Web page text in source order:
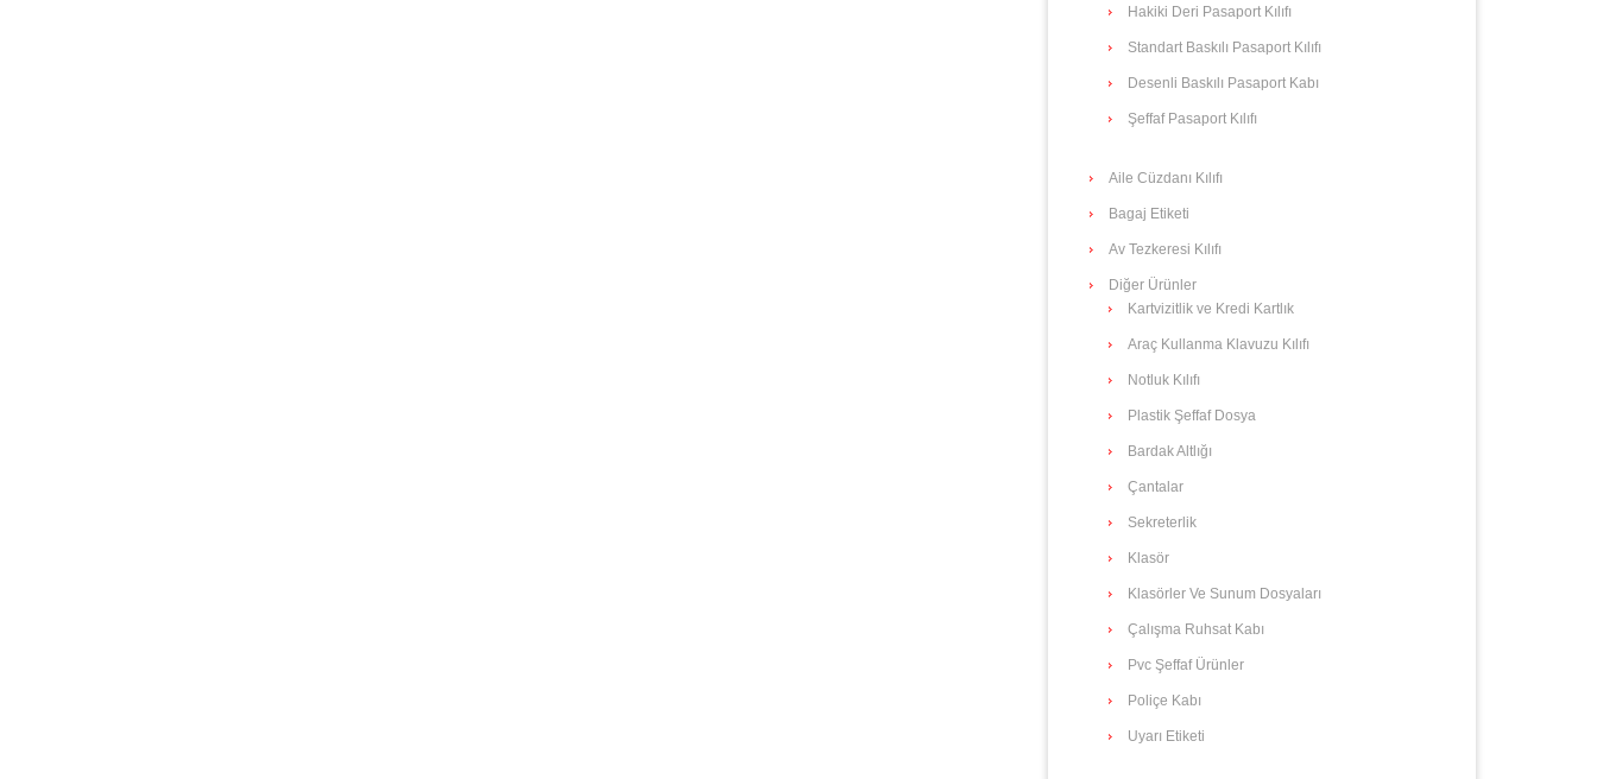
Hakiki Deri Pasaport Kılıfı
Standart Baskılı Pasaport Kılıfı
Desenli Baskılı Pasaport Kabı
Şeffaf Pasaport Kılıfı
Aile Cüzdanı Kılıfı
Bagaj Etiketi
Av Tezkeresi Kılıfı
Diğer Ürünler
Kartvizitlik ve Kredi Kartlık
Araç Kullanma Klavuzu Kılıfı
Notluk Kılıfı
Plastik Şeffaf Dosya
Bardak Altlığı
Çantalar
Sekreterlik
Klasör
Klasörler Ve Sunum Dosyaları
Çalışma Ruhsat Kabı
Pvc Şeffaf Ürünler
Poliçe Kabı
Uyarı Etiketi